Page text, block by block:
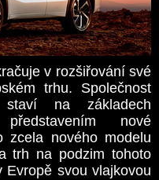
v rozšiřování své
trhu. Společnost
na základech
nové
zcela nového modelu
trh na podzim tohoto
svou vlajkovou